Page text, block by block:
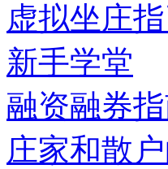
虚拟坐庄指
新手学堂
融资融券
庄家和散